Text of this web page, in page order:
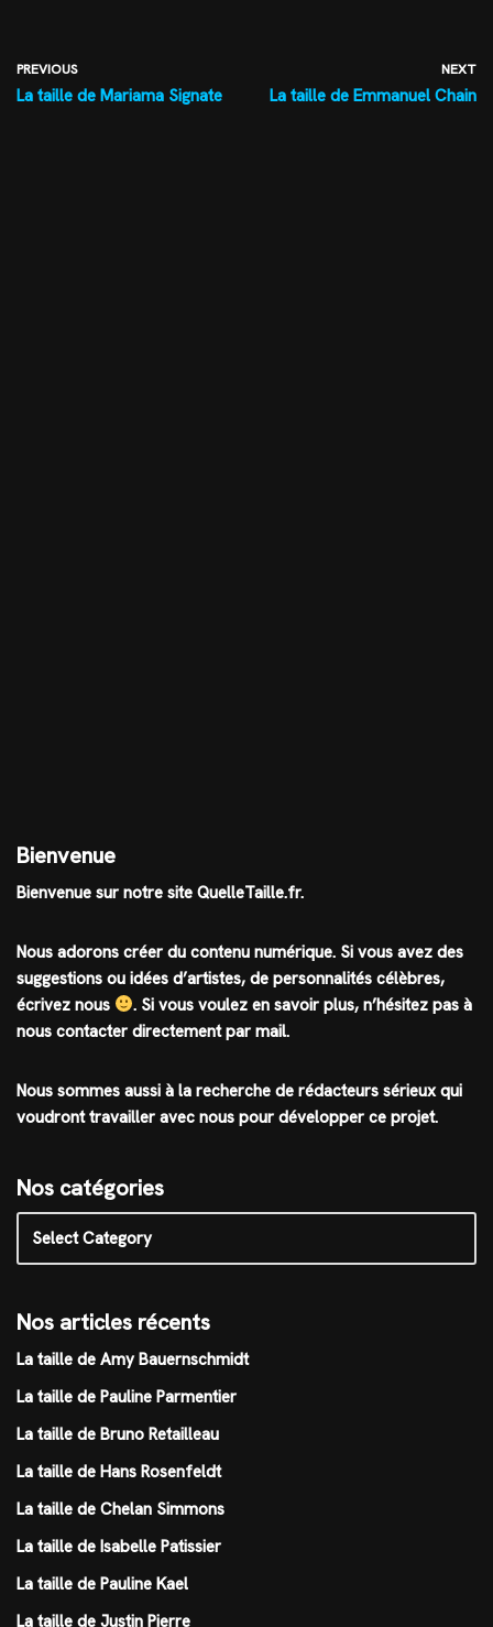
PREVIOUS
La taille de Mariama Signate
NEXT
La taille de Emmanuel Chain
Bienvenue
Bienvenue sur notre site QuelleTaille.fr.
Nous adorons créer du contenu numérique. Si vous avez des
suggestions ou idées d’artistes, de personnalités célèbres,
écrivez nous
. Si vous voulez en savoir plus, n’hésitez pas à
nous contacter directement par mail.
Nous sommes aussi à la recherche de rédacteurs sérieux qui
voudront travailler avec nous pour développer ce projet.
Nos catégories
Nos articles récents
La taille de Amy Bauernschmidt
La taille de Pauline Parmentier
La taille de Bruno Retailleau
La taille de Hans Rosenfeldt
La taille de Chelan Simmons
La taille de Isabelle Patissier
La taille de Pauline Kael
La taille de Justin Pierre